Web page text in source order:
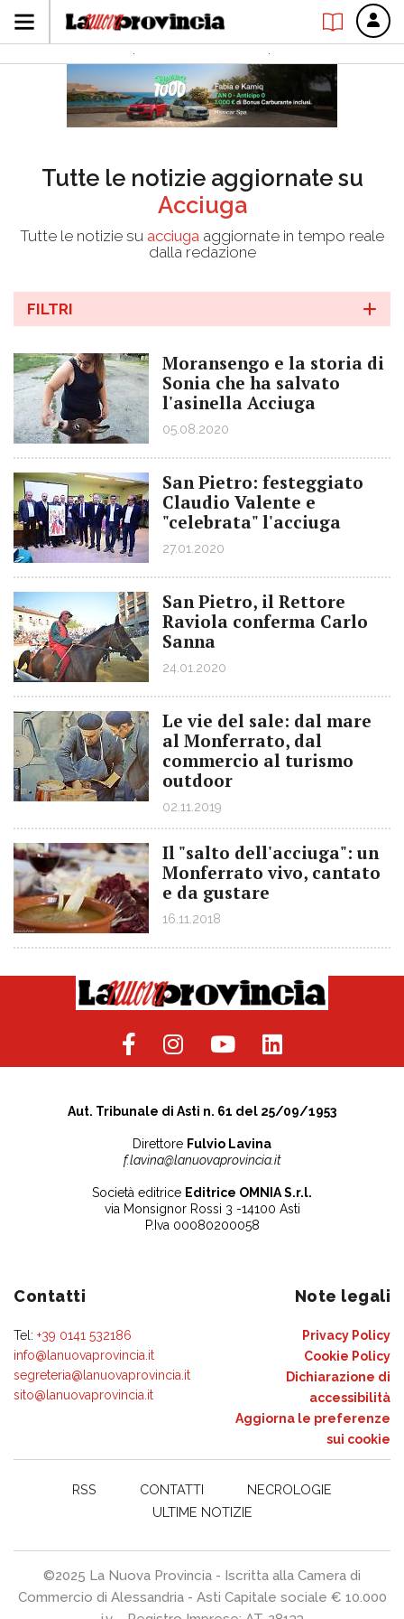
Tutte le notizie aggiornate su
Acciuga
Tutte le notizie su acciuga aggiornate in tempo reale
dalla redazione
FILTRI
Moransengo e la storia di
Sonia che ha salvato
l'asinella Acciuga
05.08.2020
San Pietro: festeggiato
Claudio Valente e
"celebrata" l'acciuga
27.01.2020
San Pietro, il Rettore
Raviola conferma Carlo
Sanna
24.01.2020
Le vie del sale: dal mare
al Monferrato, dal
commercio al turismo
outdoor
02.11.2019
Il "salto dell'acciuga": un
Monferrato vivo, cantato
e da gustare
16.11.2018
Aut. Tribunale di Asti n. 61 del 25/09/1953
Direttore Fulvio Lavina
f.lavina@lanuovaprovincia.it
Società editrice Editrice OMNIA S.r.l.
via Monsignor Rossi 3 -14100 Asti
P.Iva 00080200058
Contatti
Tel: +39 0141 532186
info@lanuovaprovincia.it
segreteria@lanuovaprovincia.it
sito@lanuovaprovincia.it
Note legali
Privacy Policy
Cookie Policy
Dichiarazione di
accessibilità
Aggiorna le preferenze
sui cookie
RSS CONTATTI
NECROLOGIE
ULTIME NOTIZIE
©2025 La Nuova Provincia - Iscritta alla Camera di
Commercio di Alessandria - Asti Capitale sociale € 10.000